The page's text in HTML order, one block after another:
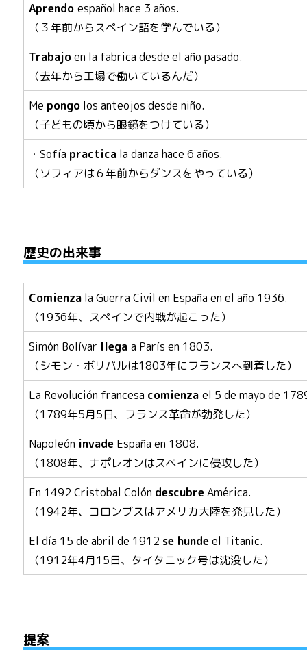
Aprendoespañol hace 3 años.
（３年前からスペイン語を学んでいる）
Trabajoen la fabrica desde el año pasado.
（去年から工場で働いているんだ）
Me pongo los anteojos desde niño.
（子どもの頃から眼鏡をつけている）
・Sofía practica la danza hace 6 años.
（ソフィアは６年前からダンスをやっている）
歴史の出来事
Comienza la Guerra Civil en España en el año 1936.
（1936年、スペインで内戦が起こった）
Simón Bolívar llegaa París en 1803.
（シモン・ボリバルは1803年にフランスへ到着した）
La Revolución francesa comienzael 5 de mayo de
（1789年5月5日、フランス革命が勃発した）
Napoleón invade España en 1808.
（1808年、ナポレオンはスペインに侵攻した）
En 1492 Cristobal Colón descubreAmérica.
（1942年、コロンブスはアメリカ大陸を発見した）
El día 15 de abril de 1912se hundeel Titanic.
（1912年4月15日、タイタニック号は沈没した）
提案